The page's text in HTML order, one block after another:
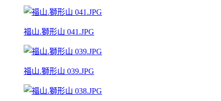
福山.獅形山 041.JPG
福山.獅形山 039.JPG